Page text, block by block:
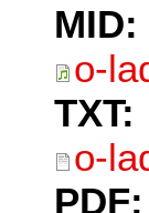
MID:
o-
TXT:
o-
PDF: